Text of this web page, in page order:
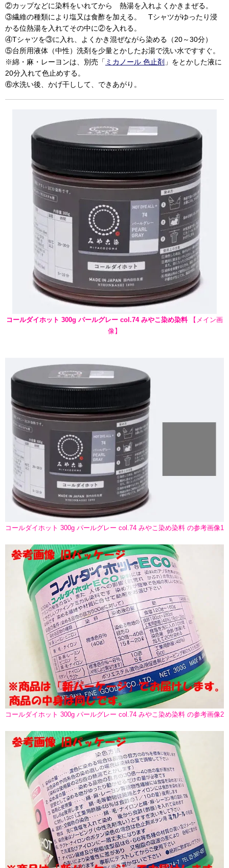
②カップなどに染料をいれてから 熱湯を入れよくかきまぜる。
③繊維の種類により塩又は食酢を加える。 Tシャツがゆったり浸
かる位熱湯を入れてその中に②を入れる。
④Tシャツを③に入れ、よくかき混ぜながら染める（20～30分）
⑤台所用液体（中性）洗剤を少量とかしたお湯で洗い水ですすぐ。
※綿・麻・レーヨンは、別売「 ミカノール 色止剤 」をとかした液に
20分入れて色止めする。
⑥水洗い後、かげ干しして、できあがり。
コールダイホット 300g パールグレー col.74 みやこ染め染料【メイン画
像】
コールダイホット 300g パールグレー col.74 みやこ染め染料 の参考画像1
コールダイホット 300g パールグレー col.74 みやこ染め染料 の参考画像2